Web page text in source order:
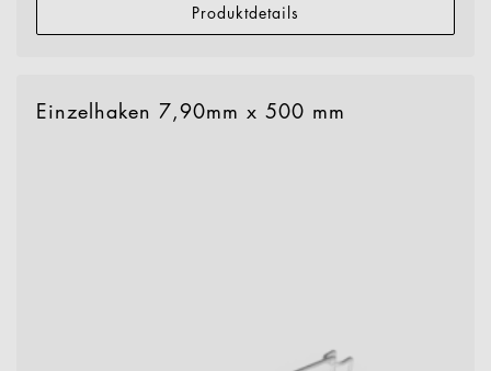
Produktdetails
Einzelhaken 7,90mm x 500 mm